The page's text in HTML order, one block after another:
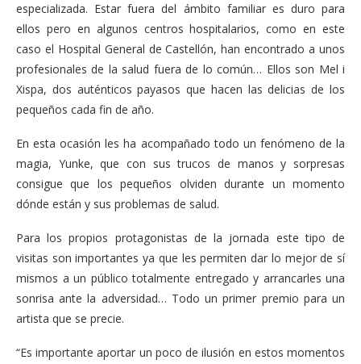
especializada. Estar fuera del ámbito familiar es duro para
ellos pero en algunos centros hospitalarios, como en este
caso el Hospital General de Castellón, han encontrado a unos
profesionales de la salud fuera de lo común… Ellos son Mel i
Xispa, dos auténticos payasos que hacen las delicias de los
pequeños cada fin de año.
En esta ocasión les ha acompañado todo un fenómeno de la
magia, Yunke, que con sus trucos de manos y sorpresas
consigue que los pequeños olviden durante un momento
dónde están y sus problemas de salud.
Para los propios protagonistas de la jornada este tipo de
visitas son importantes ya que les permiten dar lo mejor de sí
mismos a un público totalmente entregado y arrancarles una
sonrisa ante la adversidad… Todo un primer premio para un
artista que se precie.
“Es importante aportar un poco de ilusión en estos momentos